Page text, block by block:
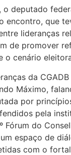
o deputado
encontro, que
lideranças
de promover
o cenário
da
Máximo,
por
pela
Fórum do
espaço de
com o